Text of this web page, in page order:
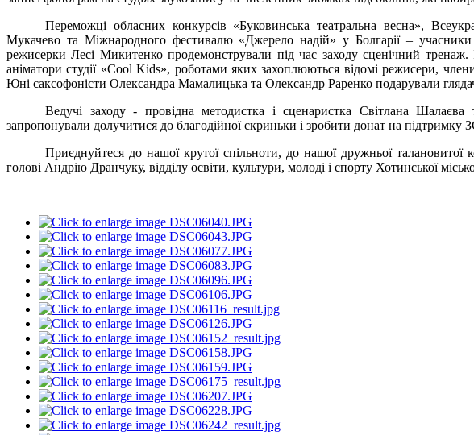
Переможці обласних конкурсів «Буковинська театральна весна»,
Мукачево та Міжнародного фестивалю «Джерело надій» у Болгарії – учасники
режисерки Лесі Микитенко продемонстрували під час заходу сценічний
аніматори студії «Cool Kids», роботами яких захоплюються відомі режисери,
Юні саксофоністи Олександра Мамалицька та Олександр Раренко подарували
Ведучі заходу - провідна методистка і сценаристка Світлана
запропонували долучитися до благодійної скриньки і зробити донат на підтримку
Приєднуйтеся до нашої крутої спільноти, до нашої дружньої
голові Андрію Дранчуку, відділу освіти, культури, молоді і спорту Хотинської